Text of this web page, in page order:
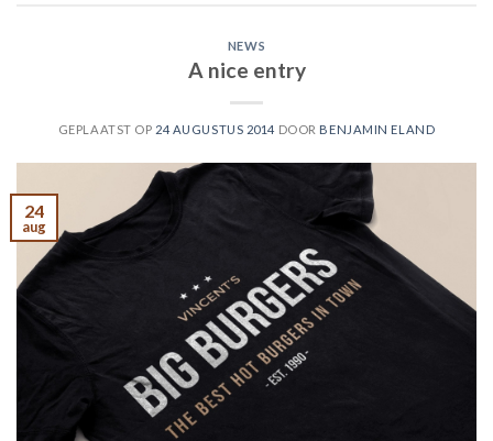
NEWS
A nice entry
GEPLAATST OP 24 AUGUSTUS 2014 DOOR BENJAMIN ELAND
24
aug